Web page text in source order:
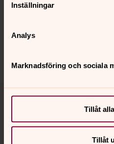
Inställningar
Analys
Marknadsföring och sociala
Tillåt
Tillåt
Synpunkter eller
Tillbaka till toppen
Tillbaka till innehållet